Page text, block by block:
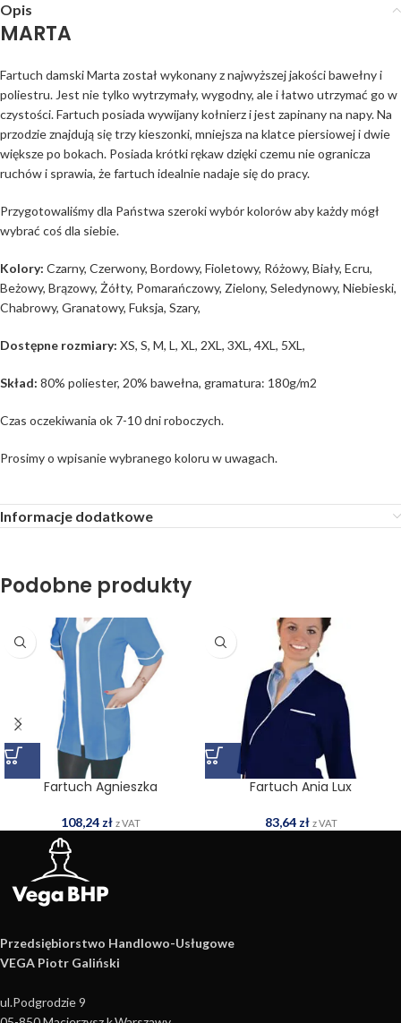
Opis
MARTA
Fartuch damski Marta został wykonany z najwyższej jakości bawełny i
poliestru. Jest nie tylko wytrzymały, wygodny, ale i łatwo utrzymać go w
czystości. Fartuch posiada wywijany kołnierz i jest zapinany na napy. Na
przodzie znajdują się trzy kieszonki, mniejsza na klatce piersiowej i dwie
większe po bokach. Posiada krótki rękaw dzięki czemu nie ogranicza
ruchów i sprawia, że fartuch idealnie nadaje się do pracy.
Przygotowaliśmy dla Państwa szeroki wybór kolorów aby każdy mógł
wybrać coś dla siebie.
Kolory: Czarny, Czerwony, Bordowy, Fioletowy, Różowy, Biały, Ecru,
Beżowy, Brązowy, Żółty, Pomarańczowy, Zielony, Seledynowy, Niebieski,
Chabrowy, Granatowy, Fuksja, Szary,
Dostępne rozmiary: XS, S, M, L, XL, 2XL, 3XL, 4XL, 5XL,
Skład: 80% poliester, 20% bawełna, gramatura: 180g/m2
Czas oczekiwania ok 7-10 dni roboczych.
Prosimy o wpisanie wybranego koloru w uwagach.
Informacje dodatkowe
Podobne produkty
Fartuch Agnieszka
108,24 zł z VAT
Fartuch Ania Lux
83,64 zł z VAT
Przedsiębiorstwo Handlowo­-Usługowe
VEGA Piotr Galiński
ul.Podgrodzie 9